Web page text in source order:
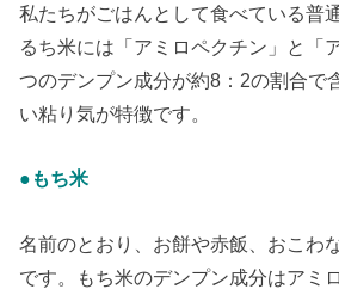
私たちがごはんとして食べている普
るち米には「アミロペクチン」と「
つのデンプン成分が約8：2の割合で
い粘り気が特徴です。
●もち米
名前のとおり、お餅や赤飯、おこわ
です。もち米のデンプン成分はアミ